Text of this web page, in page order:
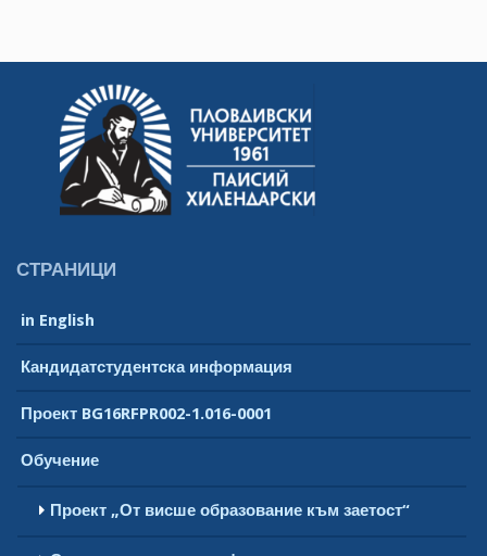
СТРАНИЦИ
in English
Кандидатстудентска информация
Проект BG16RFPR002-1.016-0001
Обучение
Проект „От висше образование към заетост“